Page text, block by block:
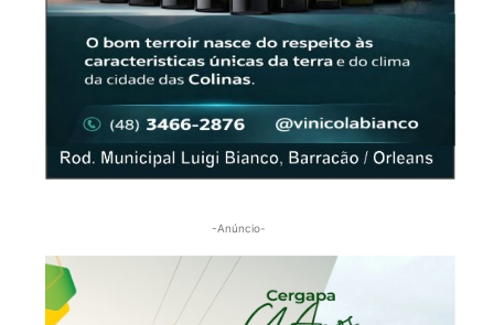
-Anúncio-